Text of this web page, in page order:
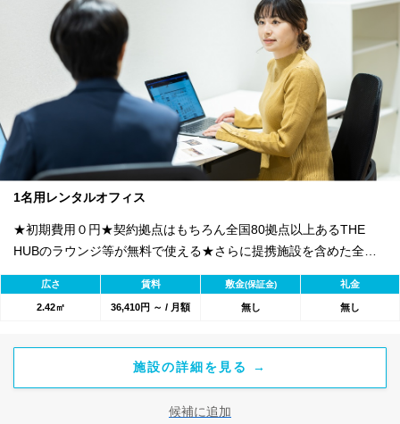
1名用レンタルオフィス
★初期費用０円★契約拠点はもちろん全国80拠点以上あるTHE
HUBのラウンジ等が無料で使える★さらに提携施設を含めた全
1800のワークスペースが利用可能★
広さ 賃料 敷金(保証金) 礼金
2.42㎡ 36,410円 ～ / 月額 無し 無し
施設の詳細を見る →
候補に追加